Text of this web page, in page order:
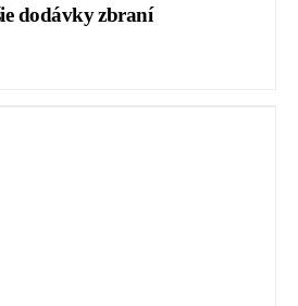
dodávky zbraní